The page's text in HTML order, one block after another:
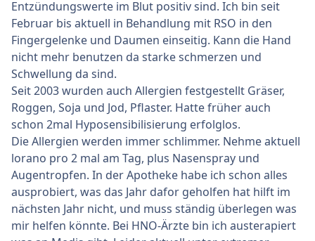
Entzündungswerte im Blut positiv sind. Ich bin seit
Februar bis aktuell in Behandlung mit RSO in den
Fingergelenke und Daumen einseitig. Kann die Hand
nicht mehr benutzen da starke schmerzen und
Schwellung da sind.
Seit 2003 wurden auch Allergien festgestellt Gräser,
Roggen, Soja und Jod, Pflaster. Hatte früher auch
schon 2mal Hyposensibilisierung erfolglos.
Die Allergien werden immer schlimmer. Nehme aktuell
lorano pro 2 mal am Tag, plus Nasenspray und
Augentropfen. In der Apotheke habe ich schon alles
ausprobiert, was das Jahr dafor geholfen hat hilft im
nächsten Jahr nicht, und muss ständig überlegen was
mir helfen könnte. Bei HNO-Ärzte bin ich austerapiert